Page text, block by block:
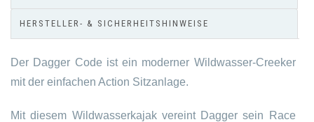
HERSTELLER- & SICHERHEITSHINWEISE
Der Dagger Code ist ein moderner Wildwasser-Creeker
mit der einfachen Action Sitzanlage.
Mit diesem Wildwasserkajak vereint Dagger sein Race